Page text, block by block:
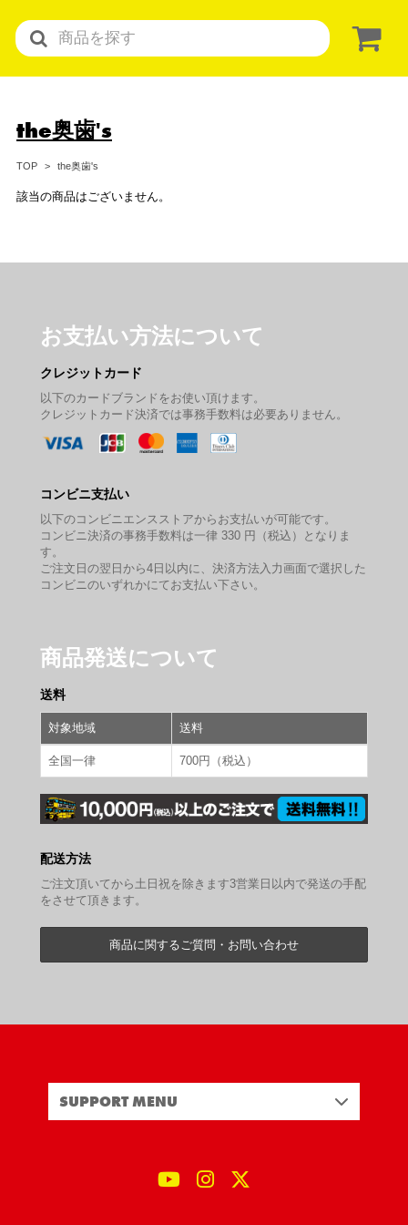
the奥歯's
TOP the奥歯's
該当の商品はございません。
お支払い方法について
クレジットカード
以下のカードブランドをお使い頂けます。
クレジットカード決済では事務手数料は必要ありません。
コンビニ支払い
以下のコンビニエンスストアからお支払いが可能です。
コンビニ決済の事務手数料は一律 330 円（税込）となりま
す。
ご注文日の翌日から4日以内に、決済方法入力画面で選択した
コンビニのいずれかにてお支払い下さい。
商品発送について
送料
対象地域 送料
全国一律 700円（税込）
配送方法
ご注文頂いてから土日祝を除きます3営業日以内で発送の手配
をさせて頂きます。
商品に関するご質問・お問い合わせ
SUPPORT MENU